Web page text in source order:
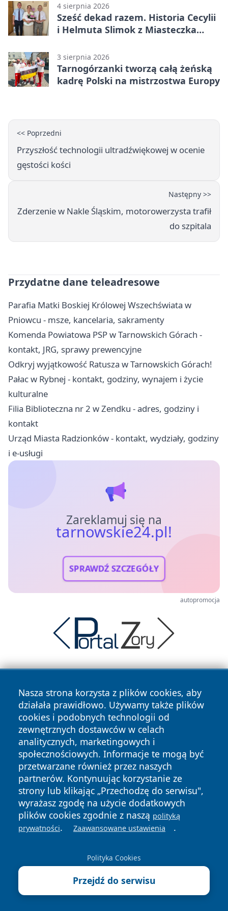
4 sierpnia 2026
Sześć dekad razem. Historia Cecylii
i Helmuta Slimok z Miasteczka
3 sierpnia 2026
Tarnogórzanki tworzą całą żeńską
kadrę Polski na mistrzostwa Europy
<< Poprzedni
Przyszłość technologii ultradźwiękowej w ocenie
gęstości kości
Następny >>
Zderzenie w Nakle Śląskim, motorowerzysta trafił
do szpitala
Przydatne dane teleadresowe
Parafia Matki Boskiej Królowej Wszechświata w
Pniowcu - msze, kancelaria, sakramenty
Komenda Powiatowa PSP w Tarnowskich Górach -
kontakt, JRG, sprawy prewencyjne
Odkryj wyjątkowość Ratusza w Tarnowskich Górach!
Pałac w Rybnej - kontakt, godziny, wynajem i życie
kulturalne
Filia Biblioteczna nr 2 w Zendku - adres, godziny i
kontakt
Urząd Miasta Radzionków - kontakt, wydziały, godziny
i e-usługi
Zareklamuj się na
tarnowskie24.pl!
SPRAWDŹ SZCZEGÓŁY
autopromocja
Nasza strona korzysta z plików cookies, aby
działała prawidłowo. Używamy także plików
cookies i podobnych technologii od
zewnętrznych dostawców w celach
analitycznych, marketingowych i
społecznościowych. Informacje te mogą być
przetwarzane również przez naszych
partnerów. Kontynuując korzystanie ze
strony lub klikając „Przechodzę do serwisu",
wyrażasz zgodę na użycie dodatkowych
plików cookies zgodnie z naszą polityką
prywatności. Zaawansowane ustawienia .
Polityka Cookies
Przejdź do serwisu
Copyright © 2026 tarnowskie24.pl Wszystkie prawa
zastrzeżone.
News Autorzy
Polityka
Prywatności
Polityka
Cookies